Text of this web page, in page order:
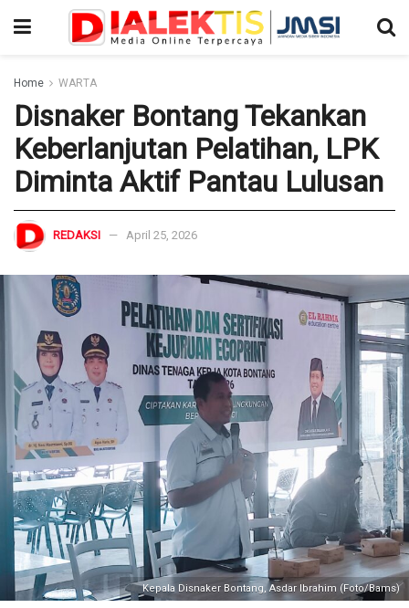
Home WARTA
Disnaker Bontang Tekankan
Keberlanjutan Pelatihan, LPK
Diminta Aktif Pantau Lulusan
REDAKSI April 25, 2026
Kepala Disnaker Bontang, Asdar Ibrahim (Foto/Bams)